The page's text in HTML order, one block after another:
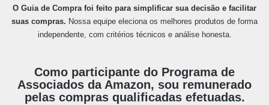
O Guia de Compra foi feito para simplificar sua decisão e facilitar
suas compras. Nossa equipe eleciona os melhores produtos de forma
independente, com critérios técnicos e análise honesta.
Como participante do Programa de
Associados da Amazon, sou remunerado
pelas compras qualificadas efetuadas.